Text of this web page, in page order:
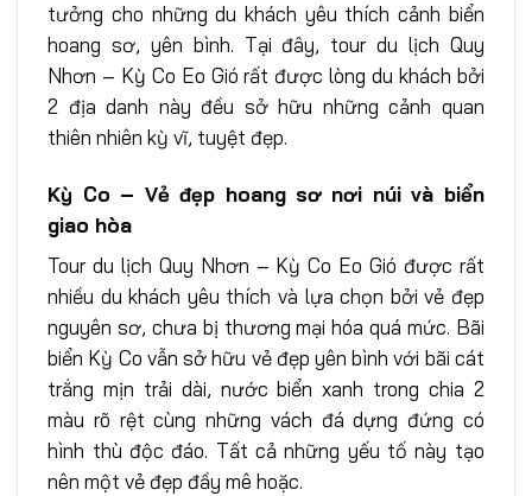
tưởng cho những du khách yêu thích cảnh biển
hoang sơ, yên bình. Tại đây, tour du lịch Quy
Nhơn – Kỳ Co Eo Gió rất được lòng du khách bởi
2 địa danh này đều sở hữu những cảnh quan
thiên nhiên kỳ vĩ, tuyệt đẹp.
Kỳ Co – Vẻ đẹp hoang sơ nơi núi và biển
giao hòa
Tour du lịch Quy Nhơn – Kỳ Co Eo Gió được rất
nhiều du khách yêu thích và lựa chọn bởi vẻ đẹp
nguyên sơ, chưa bị thương mại hóa quá mức. Bãi
biển Kỳ Co vẫn sở hữu vẻ đẹp yên bình với bãi cát
trắng mịn trải dài, nước biển xanh trong chia 2
màu rõ rệt cùng những vách đá dựng đứng có
hình thù độc đáo. Tất cả những yếu tố này tạo
nên một vẻ đẹp đầy mê hoặc.